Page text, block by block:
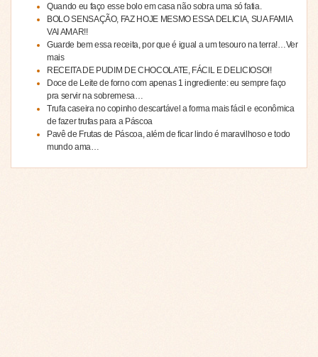
Quando eu faço esse bolo em casa não sobra uma só fatia.
BOLO SENSAÇÃO, FAZ HOJE MESMO ESSA DELICIA, SUA FAMIA
VAI AMAR!!
Guarde bem essa receita, por que é igual a um tesouro na terra!…Ver
mais
RECEITA DE PUDIM DE CHOCOLATE, FÁCIL E DELICIOSO!!
Doce de Leite de forno com apenas 1 ingrediente: eu sempre faço
pra servir na sobremesa…
Trufa caseira no copinho descartável a forma mais fácil e econômica
de fazer trufas para a Páscoa
Pavê de Frutas de Páscoa, além de ficar lindo é maravilhoso e todo
mundo ama…